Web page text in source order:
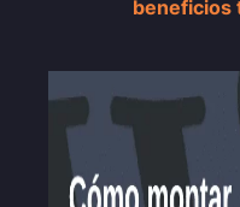
beneficios